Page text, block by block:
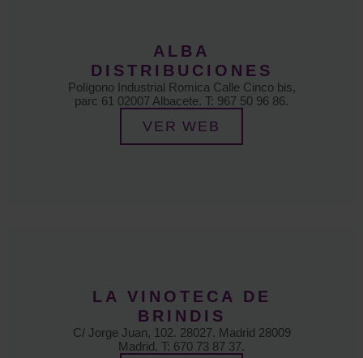
ALBA
DISTRIBUCIONES
Polígono Industrial Romica Calle Cinco bis,
parc 61 02007 Albacete. T: 967 50 96 86.
VER WEB
LA VINOTECA DE
BRINDIS
C/ Jorge Juan, 102. 28027. Madrid 28009
Madrid. T: 670 73 87 37.